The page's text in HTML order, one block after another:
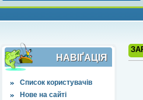
НАВІҐАЦІЯ
Список користувачів
Нове на сайті